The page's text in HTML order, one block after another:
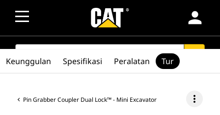
person
SEARCH
Pin Grabber Coupler Dual Lock™ - Mini Excavator more_vert
Keunggulan Spesifikasi Peralatan Tur